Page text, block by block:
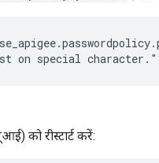
on special character."
को रीस्टार्ट करें: